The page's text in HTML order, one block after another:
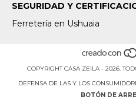
SEGURIDAD Y
Ferretería en Ushuaia
COPYRIGHT CASA ZEILA - 2026.
DEFENSA DE LAS Y LOS
BOTÓN DE